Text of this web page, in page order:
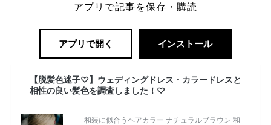
アプリで記事を保存・購読
アプリで開く インストール
【脱髪色迷子♡】ウェディングドレス・カラードレスと
相性の良い髪色を調査しました！♡
和装に似合うヘアカラー ナチュラルブラウン 和